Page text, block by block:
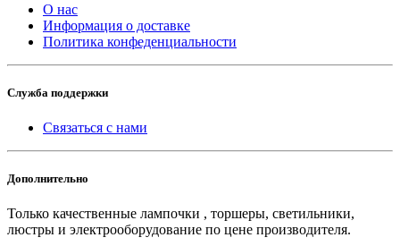
О нас
Информация о доставке
Политика конфеденциальности
Служба поддержки
Связаться с нами
Дополнительно
Только качественные лампочки , торшеры, светильники,
люстры и электрооборудование по цене производителя.